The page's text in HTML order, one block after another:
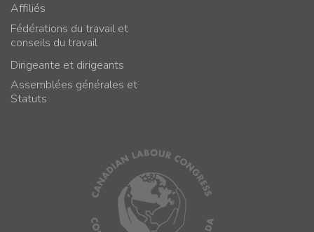
Affiliés
Fédérations du travail et
conseils du travail
Dirigeante et dirigeants
Assemblées générales et
Statuts